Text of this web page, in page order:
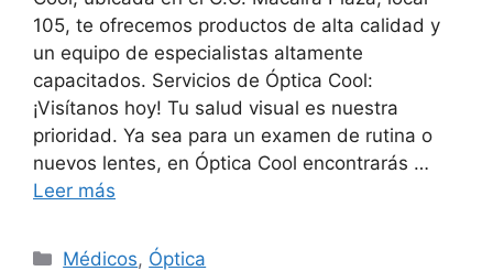
105, te ofrecemos productos de alta calidad y
un equipo de especialistas altamente
capacitados. Servicios de Óptica Cool:
¡Visítanos hoy! Tu salud visual es nuestra
prioridad. Ya sea para un examen de rutina o
nuevos lentes, en Óptica Cool encontrarás …
Leer más
Médicos, Óptica